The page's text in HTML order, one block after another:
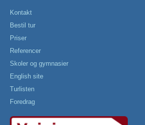
Kontakt
Bestil tur
Priser
Referencer
Skoler og gymnasier
English site
Turlisten
Foredrag